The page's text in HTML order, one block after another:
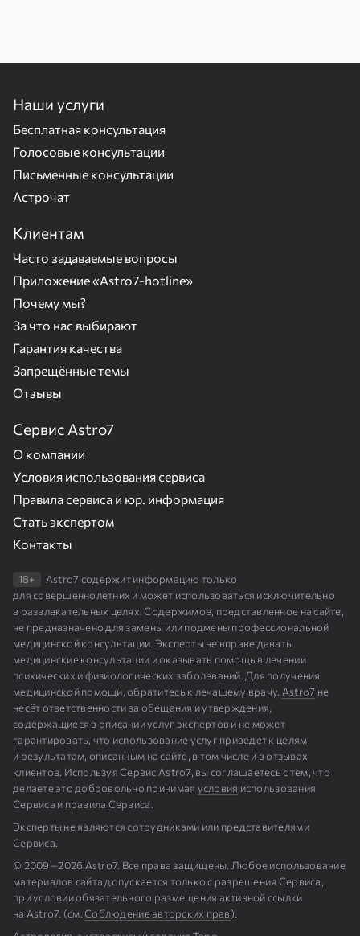
Наши услуги
Бесплатная консультация
Голосовые консультации
Письменные консультации
Астрочат
Клиентам
Часто задаваемые вопросы
Приложение «Astro7-hotline»
Почему мы?
За что нас выбирают
Гарантия качества
Запрещённые темы
Отзывы
Сервис Astro7
О компании
Условия использования сервиса
Правила сервиса и юр. информация
Стать экспертом
Контакты
18+
Astro7 содержит информацию только
для совершеннолетних и может использоваться исключительно
в развлекательных целях. Содержимое, представленное на сайте,
не предназначено для замены или подмены профессиональной
медицинской консультации. Эксперты не вправе давать
медицинские консультации и оказывать помощь в лечении
психических и физиологических заболеваний. Для получения
медицинской помощи, обратитесь к лечащему врачу. Astro7 не
несёт ответственности за обещания и утверждения,
содержащиеся в описании услуг экспертов и не может
гарантировать, что использование услуг приведет к целям
и результатам, описанным на сайте, в том числе и в отзывах
клиентов. Используя Сервис Astro7, вы соглашаетесь с тем, что
делаете это добровольно принимая условия использования
Сервиса и правила Сервиса.
Эксперты не являются сотрудниками или представителями
Сервиса.
© 2009⁠—⁠2026 Astro7. Все права защищены. Любое использование
материалов сайта допускается только с разрешения Сервиса,
при условии обязательного размещения активной ссылки
на Astro7. (см.Cоблюдение авторских прав).